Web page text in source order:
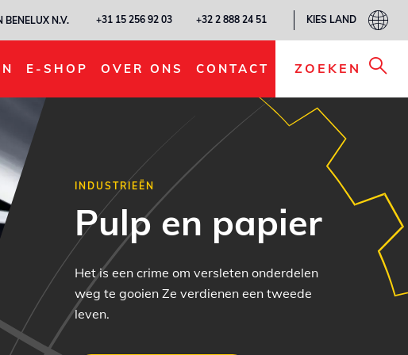
BENELUX N.V. +31 15 256 92 03 +32 2 888 24 51 KIES LAND
E-SHOP OVER ONS CONTACT ZOEKEN
INDUSTRIEËN
Pulp en papier
Het is een crime om versleten onderdelen
weg te gooien Ze verdienen een tweede
leven.